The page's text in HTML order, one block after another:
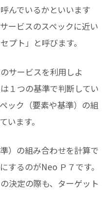
んでいるかといいます
ービスのスペックに近い
プト」と呼びます。
サービスを利用しよ
１つの基準で判断してい
ック（要素や基準）の組
います。
）の組み合わせを計算で
するのがNeo Ｐ７です。
決定の際も、ターゲット